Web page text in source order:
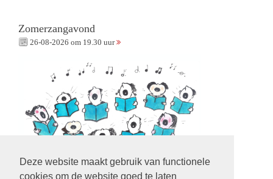
Deze website maakt gebruik van functionele
cookies om de website goed te laten
Zomerzangavond
26-08-2026 om 19.30 uur